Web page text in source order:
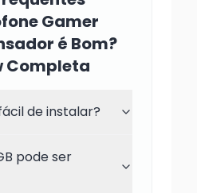
Gamer
é Bom?
Completa
de instalar?
pode ser